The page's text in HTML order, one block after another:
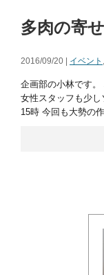
多肉の寄
2016/09/20 | イベント ,
企画部の小林です。
女性スタッフも少
15時 今回も大勢の